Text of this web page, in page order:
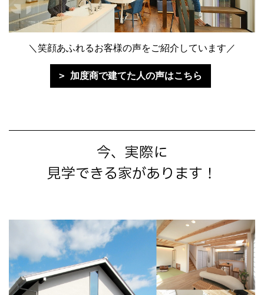
＼笑顔あふれるお客様の声をご紹介しています／
加度商で建てた人の声はこちら
今、実際に
見学できる家があります！